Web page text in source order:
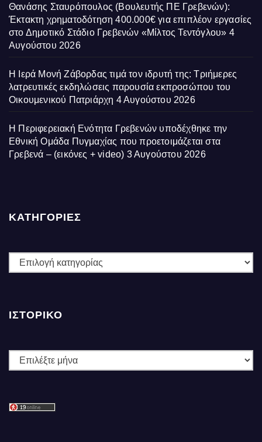
Θανάσης Σταυρόπουλος (Βουλευτής ΠΕ Γρεβενών):
Έκτακτη χρηματοδότηση 400.000€ για επιπλέον εργασίες
στο Δημοτικό Στάδιο Γρεβενών «Μίλτος Τεντόγλου» 4
Αυγούστου 2026
Η Ιερά Μονή Ζάβορδας τιμά τον ιδρυτή της: Τριήμερες
λατρευτικές εκδηλώσεις παρουσία εκπροσώπου του
Οικουμενικού Πατριάρχη 4 Αυγούστου 2026
Η Περιφερειακή Ενότητα Γρεβενών υποδέχθηκε την
Εθνική Ομάδα Πυγμαχίας που προετοιμάζεται στα
Γρεβενά – (εικόνες + video) 3 Αυγούστου 2026
ΚΑΤΗΓΟΡΙΕΣ
ΚΑΤΗΓΟΡΙΕΣ
ΙΣΤΟΡΙΚΌ
Ιστορικό